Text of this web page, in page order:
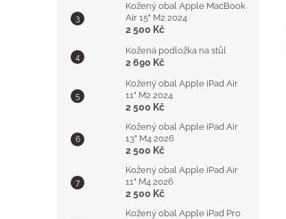
Kožený obal Apple MacBook
Air 15" M2 2024
2 500 Kč
Kožená podložka na stůl
2 690 Kč
Kožený obal Apple iPad Air
11" M2 2024
2 500 Kč
Kožený obal Apple iPad Air
13" M4 2026
2 500 Kč
Kožený obal Apple iPad Air
11" M4 2026
2 500 Kč
Kožený obal Apple iPad Pro